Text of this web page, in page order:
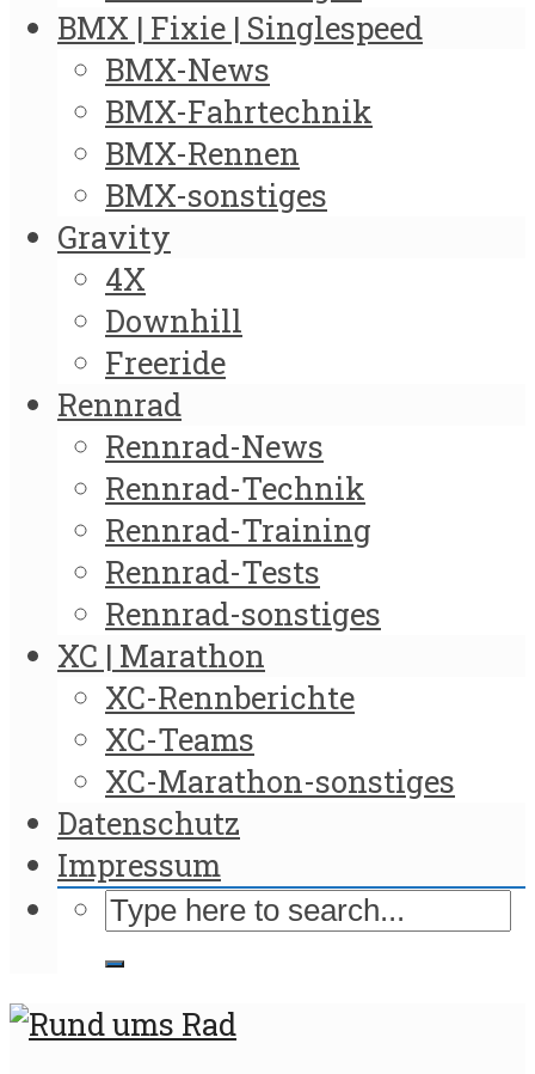
BMX | Fixie | Singlespeed
BMX-News
BMX-Fahrtechnik
BMX-Rennen
BMX-sonstiges
Gravity
4X
Downhill
Freeride
Rennrad
Rennrad-News
Rennrad-Technik
Rennrad-Training
Rennrad-Tests
Rennrad-sonstiges
XC | Marathon
XC-Rennberichte
XC-Teams
XC-Marathon-sonstiges
Datenschutz
Impressum